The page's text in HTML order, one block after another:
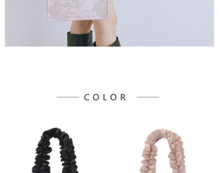
時審查核予不同之上限額度；若仍有額度不足之情形，本公司將視審查結果
請求用戶進行身份認證。
５．嚴禁一人註冊多個帳號或使用他人資訊註冊。若發現惡意使用之情形，
恩沛科技股份有限公司將有權停止該用戶之使用額度並採取法律行動。